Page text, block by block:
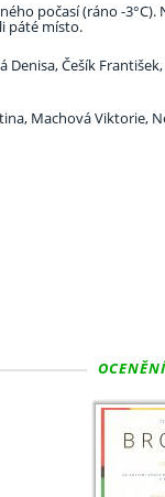
počasí (ráno -
páté místo.
Denisa, Češík
Machová Viktorie,